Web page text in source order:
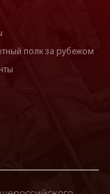
полк за рубежом